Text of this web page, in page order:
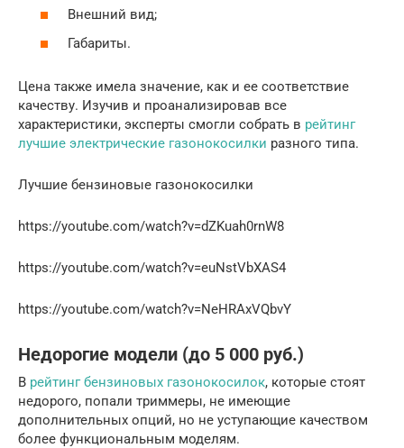
Внешний вид;
Габариты.
Цена также имела значение, как и ее соответствие
качеству. Изучив и проанализировав все
характеристики, эксперты смогли собрать в рейтинг
лучшие электрические газонокосилки разного типа.
Лучшие бензиновые газонокосилки
https://youtube.com/watch?v=dZKuah0rnW8
https://youtube.com/watch?v=euNstVbXAS4
https://youtube.com/watch?v=NeHRAxVQbvY
Недорогие модели (до 5 000 руб.)
В рейтинг бензиновых газонокосилок, которые стоят
недорого, попали триммеры, не имеющие
дополнительных опций, но не уступающие качеством
более функциональным моделям.